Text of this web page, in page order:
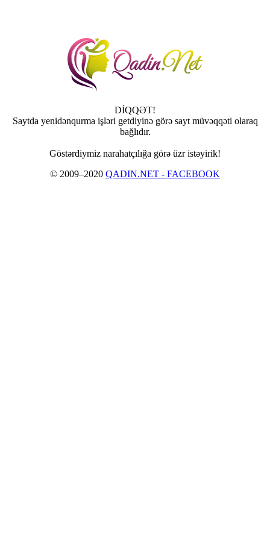
DİQQƏT!
Saytda yenidənqurma işləri getdiyinə görə sayt müvəqqəti olaraq
bağlıdır.
Göstərdiymiz narahatçılığa görə üzr istəyirik!
© 2009–2020 QADIN.NET - FACEBOOK